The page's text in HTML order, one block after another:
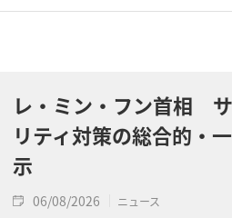
レ・ミン・フン首相
リティ対策の総合的・
示
06/08/2026 ニュース